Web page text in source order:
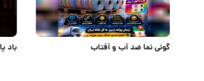
طناب باربند طرح راپل ابریشمی